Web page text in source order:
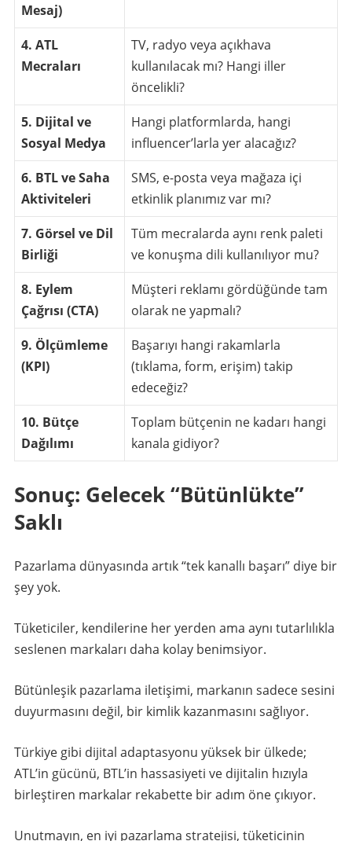
Mesaj)
4. ATL
Mecraları
TV, radyo veya açıkhava
kullanılacak mı? Hangi iller
öncelikli?
5. Dijital ve
Sosyal Medya
Hangi platformlarda, hangi
influencer’larla yer alacağız?
6. BTL ve Saha
Aktiviteleri
SMS, e-posta veya mağaza içi
etkinlik planımız var mı?
7. Görsel ve Dil
Birliği
Tüm mecralarda aynı renk paleti
ve konuşma dili kullanılıyor mu?
8. Eylem
Çağrısı (CTA)
Müşteri reklamı gördüğünde tam
olarak ne yapmalı?
9. Ölçümleme
(KPI)
Başarıyı hangi rakamlarla
(tıklama, form, erişim) takip
edeceğiz?
10. Bütçe
Dağılımı
Toplam bütçenin ne kadarı hangi
kanala gidiyor?
Sonuç: Gelecek “Bütünlükte”
Saklı
Pazarlama dünyasında artık “tek kanallı başarı” diye bir
şey yok.
Tüketiciler, kendilerine her yerden ama aynı tutarlılıkla
seslenen markaları daha kolay benimsiyor.
Bütünleşik pazarlama iletişimi, markanın sadece sesini
duyurmasını değil, bir kimlik kazanmasını sağlıyor.
Türkiye gibi dijital adaptasyonu yüksek bir ülkede;
ATL’in gücünü, BTL’in hassasiyeti ve dijitalin hızıyla
birleştiren markalar rekabette bir adım öne çıkıyor.
Unutmayın, en iyi pazarlama stratejisi, tüketicinin